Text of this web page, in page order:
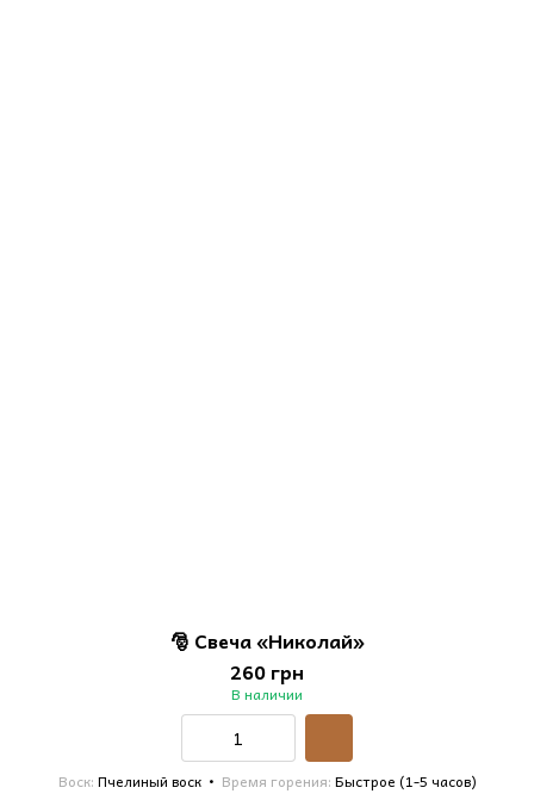
🎅 Свеча «Николай»
260 грн
В наличии
Воск Пчелиный воск Время горения Быстрое (1-5 часов)